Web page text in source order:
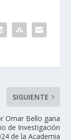
SIGUIENTE
Omar Bello gana
de Investigación
de la Academia